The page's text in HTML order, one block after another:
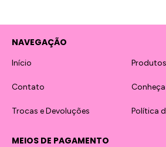
NAVEGAÇÃO
Início Produtos
Contato
Trocas e Devoluções Política
MEIOS DE PAGAMENTO